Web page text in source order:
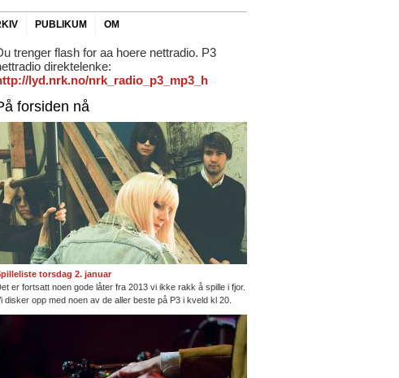
PUBLIKUM OM
trenger flash for aa hoere nettradio. P3
direktelenke:
lyd.nrk.no/nrk_radio_p3_mp3_h
forsiden nå
torsdag 2. januar
er fortsatt noen gode låter fra 2013 vi ikke rakk å spille i fjor.
disker opp med noen av de aller beste på P3 i kveld kl 20.